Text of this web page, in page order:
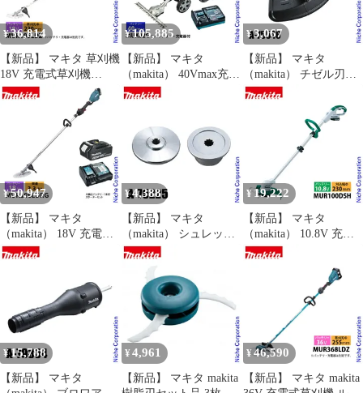
¥36,814
【新品】 マキタ 草刈機
18V 充電式草刈機
230mm ループハンドル
MUR195LDZ 電動草刈
機 電動 刈払機 充電式
バッテリー式 純正品 ル
ープ ハンドル
¥105,885
【新品】 マキタ
（makita） 40Vmax充電
式スプリットUハンド
草刈機 刈払機 刈払い機
充電式 バッテリー式
¥ 3,067
【新品】 マキタ
（makita） チゼル刃用
プロテクタ A-75546
¥50,947
【新品】 マキタ
（makita） 18V 充電式
草刈機 ループハンドル
き MUR196LDRG 草刈
機 刈払機 刈払い機 充
電式 バッテリー式
¥4,388
【新品】 マキタ
（makita） シュレッダ
ーブレード付属セット
機 刈払い機 アクセサリ
¥ 19,222
【新品】 マキタ
（makita） 10.8V 充電
式草刈機 バッテリー ・
MUR100DSH 草刈機 刈
払機 刈払い機 充電式
バッテリー式 電動 軽量
草刈り機
¥15,788
【新品】 マキタ
¥ 4,961
【新品】 マキタ makita
¥46,590
【新品】 マキタ makita